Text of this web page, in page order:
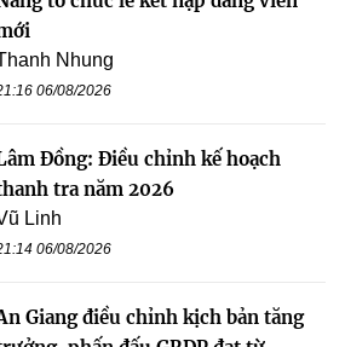
Nhung
06/08/2026
Đồng: Điều chỉnh kế hoạch
tra năm 2026
Linh
06/08/2026
Giang điều chỉnh kịch bản tăng